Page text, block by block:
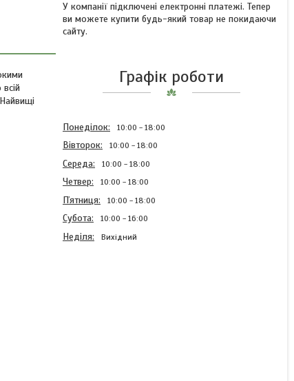
У компанії підключені електронні платежі. Тепер
ви можете купити будь-який товар не покидаючи
сайту.
Графік роботи
Понеділок 10:00 18:00
Вівторок 10:00 18:00
Середа 10:00 18:00
Четвер 10:00 18:00
Пʼятниця 10:00 18:00
Субота 10:00 16:00
Неділя Вихідний